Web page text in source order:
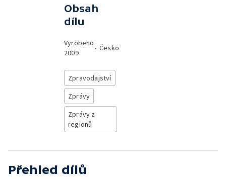
Obsah
dílu
Vyrobeno
2009
• Česko
Zpravodajství
Zprávy
Zprávy z
regionů
Přehled dílů